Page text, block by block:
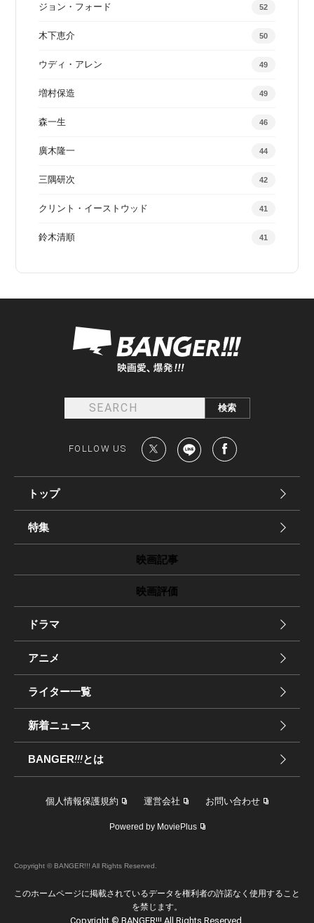
ジョン・フォード 52
木下恵介 50
ウディ・アレン 49
増村保造 49
森一生 46
廣木隆一 44
三隅研次 42
クリント・イーストウッド 41
鈴木清順 41
FOLLOW US
トップ
特集
映画記事
映画評価
ドラマ
アニメ
ライター一覧
新着ニュース
BANGER!!!とは
個人情報保護規約 運営会社 お問い合わせ
Powered by MoviePlus
Copyright © BANGER!!! All Rights Reserved.
このホームページに掲載されているデータを権利者の許諾なく使用すること
を禁じます。
Copyright © BANGER!!! All Rights Reserved.